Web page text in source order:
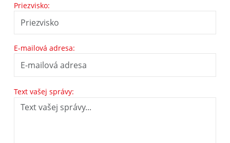
Priezvisko:
E-mailová adresa:
Text vašej správy: